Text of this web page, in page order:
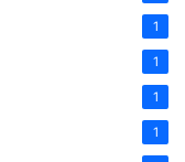
1
1
1
1